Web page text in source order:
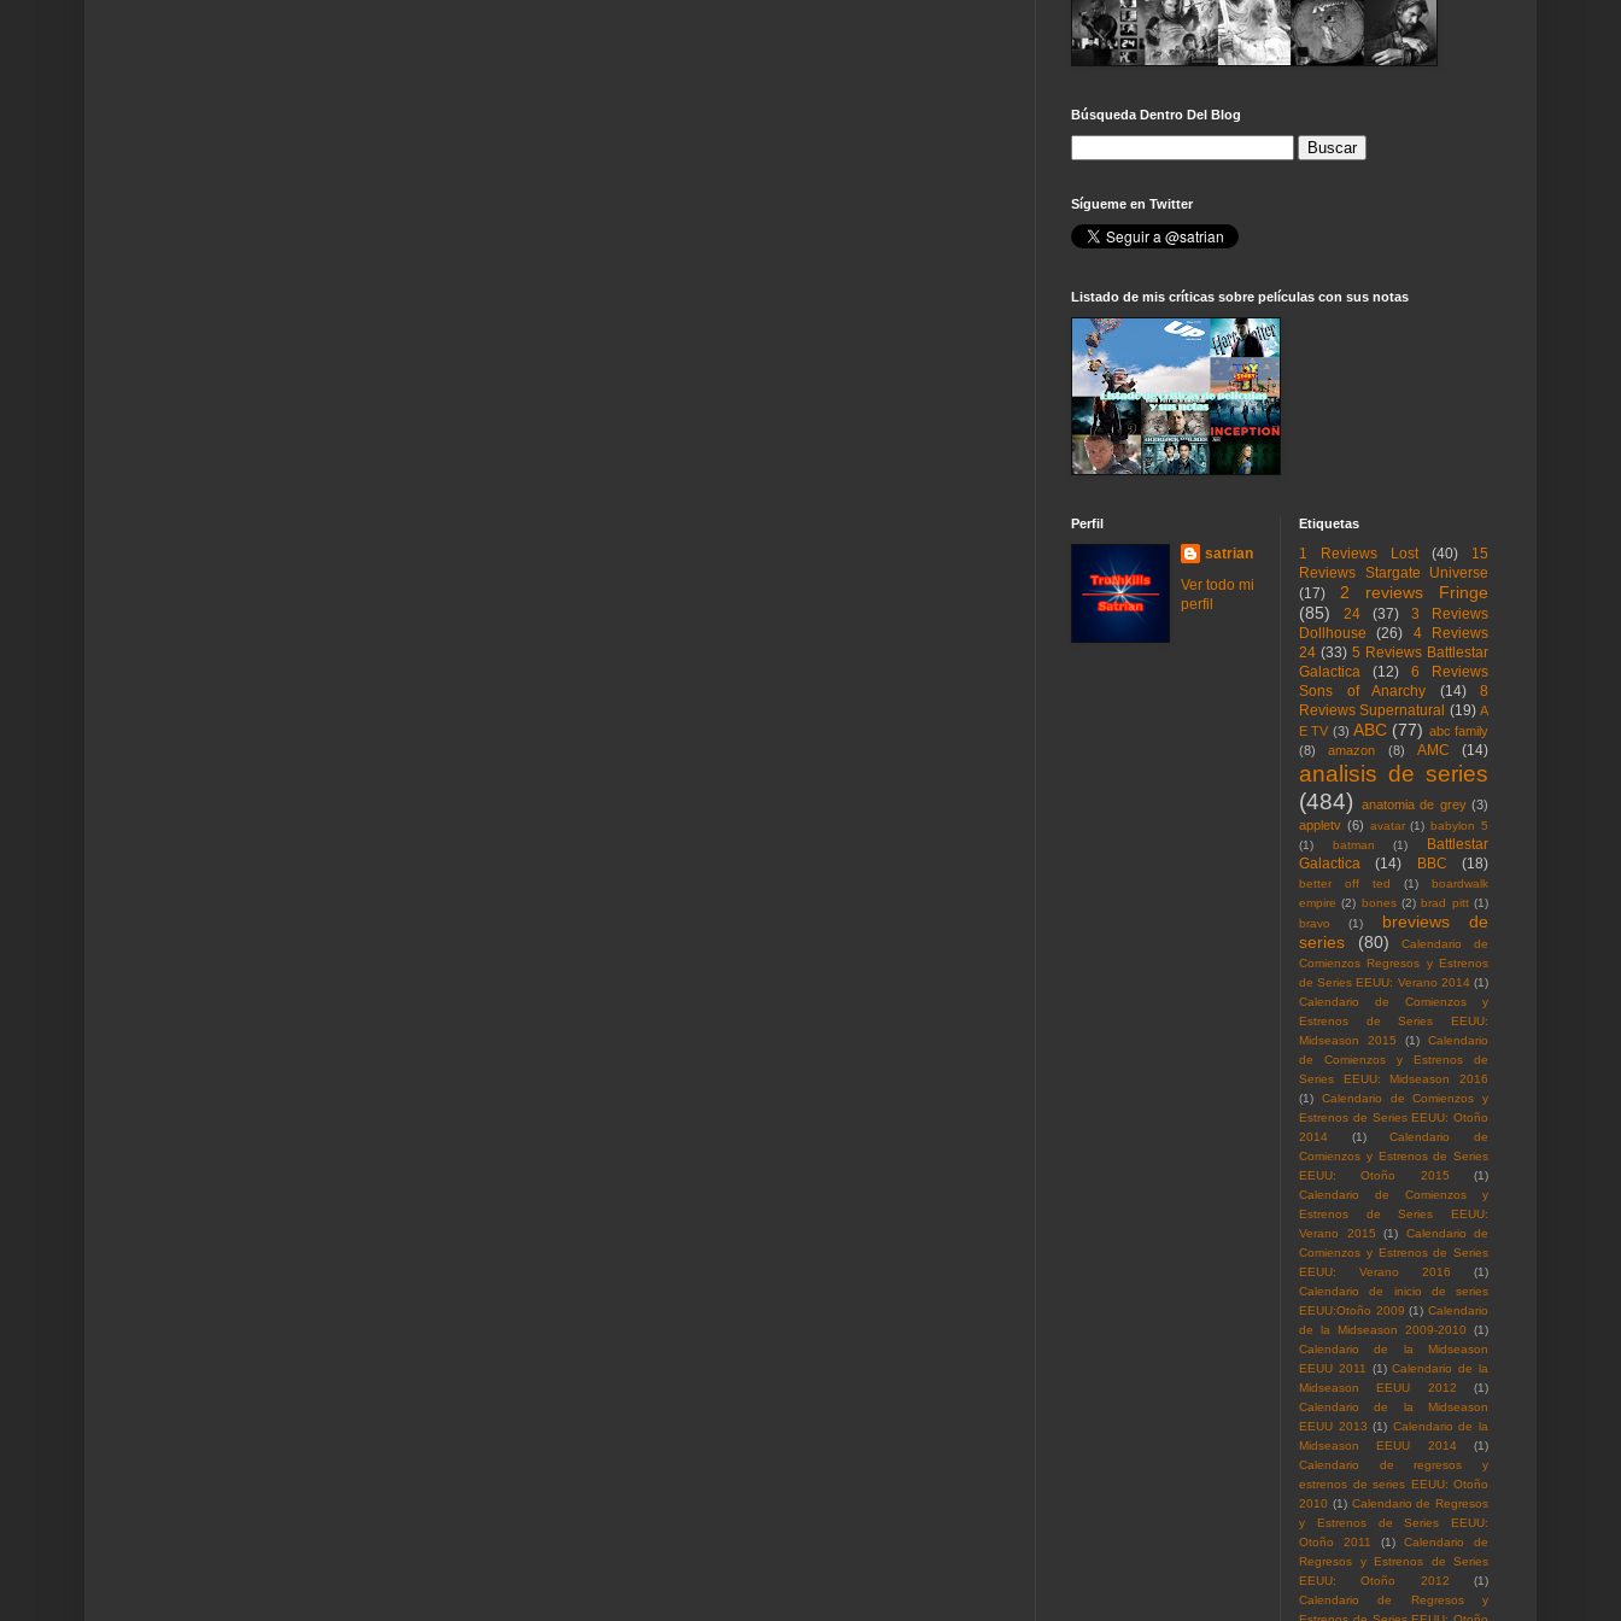
Búsqueda Dentro Del Blog
Sígueme en Twitter
Listado de mis críticas sobre películas con sus notas
Perfil
satrian
Ver todo mi
perfil
Etiquetas
1 Reviews Lost (40)
15
Reviews Stargate Universe
(17)
2 reviews Fringe
(85)
24 (37)
3 Reviews
Dollhouse
(26)
4 Reviews
24 (33) 5 Reviews Battlestar
Galactica
(12)
6 Reviews
Sons of Anarchy
(14)
8
Reviews Supernatural (19) A
E TV (3) ABC (77) abc family
(8)
amazon (8) AMC (14)
analisis de series
(484)
anatomia de grey (3)
appletv (6) avatar (1) babylon 5
(1)
batman (1)
Battlestar
Galactica
(14) BBC (18)
better off ted (1)
boardwalk
empire (2) bones (2) brad pitt (1)
bravo
(1)
breviews de
series
(80)
Calendario de
Comienzos Regresos y Estrenos
de Series EEUU: Verano 2014 (1)
Calendario de Comienzos y
Estrenos de Series EEUU:
Midseason 2015
(1)
Calendario
de Comienzos y Estrenos de
Series EEUU: Midseason 2016
(1)
Calendario de Comienzos y
Estrenos de Series EEUU: Otoño
2014
(1)
Calendario de
Comienzos y Estrenos de Series
EEUU: Otoño 2015
(1)
Calendario de Comienzos y
Estrenos de Series EEUU:
Verano 2015
(1)
Calendario de
Comienzos y Estrenos de Series
EEUU: Verano 2016
(1)
Calendario de inicio de series
EEUU:Otoño 2009 (1) Calendario
de la Midseason 2009-2010
(1)
Calendario de la Midseason
EEUU 2011 (1) Calendario de la
Midseason EEUU 2012
(1)
Calendario de la Midseason
EEUU 2013 (1) Calendario de la
Midseason EEUU 2014
(1)
Calendario de regresos y
estrenos de series EEUU: Otoño
2010 (1) Calendario de Regresos
y Estrenos de Series EEUU:
Otoño 2011
(1)
Calendario de
Regresos y Estrenos de Series
EEUU: Otoño 2012
(1)
Calendario de Regresos y